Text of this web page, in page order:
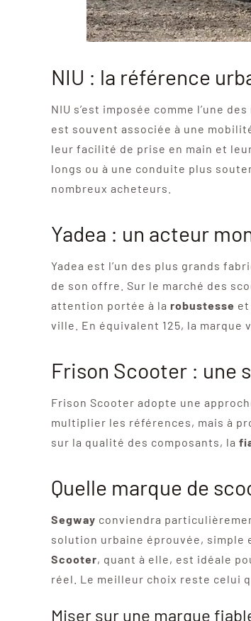
NIU : la référence
NIU s’est imposée comme l’une
est souvent associée à une
leur facilité de prise en main et
longs ou à une conduite plus
nombreux acheteurs.
Yadea : un acteur
Yadea est l’un des plus grands
de son offre. Sur le marché des
attention portée à la robustesse et
ville. En équivalent 125, la marque
Frison Scooter : une
Frison Scooter adopte une
multiplier les références, mais à
sur la qualité des composants, la
Quelle marque de
Segway conviendra
solution urbaine éprouvée, simple
Scooter, quant à elle, est idéale
réel. Le meilleur choix reste celui
Miser sur une marque